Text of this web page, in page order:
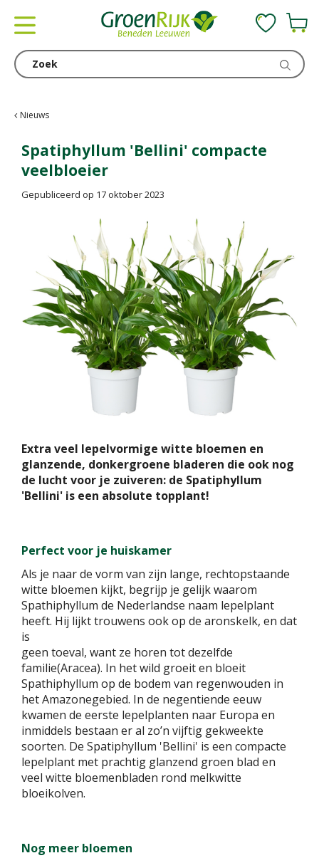
Nieuws
Spatiphyllum 'Bellini' compacte
veelbloeier
Gepubliceerd op 17 oktober 2023
Extra veel lepelvormige witte bloemen en
glanzende, donkergroene bladeren die ook nog
de lucht voor je zuiveren: de Spatiphyllum
'Bellini' is een absolute topplant!
Perfect voor je huiskamer
Als je naar de vorm van zijn lange, rechtopstaande
witte bloemen kijkt, begrijp je gelijk waarom
Spathiphyllum de Nederlandse naam lepelplant
heeft. Hij lijkt trouwens ook op de aronskelk, en dat
is
geen toeval, want ze horen tot dezelfde
familie(Aracea). In het wild groeit en bloeit
Spathiphyllum op de bodem van regenwouden in
het Amazonegebied. In de negentiende eeuw
kwamen de eerste lepelplanten naar Europa en
inmiddels bestaan er al zo’n vijftig gekweekte
soorten. De Spatiphyllum 'Bellini' is een compacte
lepelplant met prachtig glanzend groen blad en
veel witte bloemenbladen rond melkwitte
bloeikolven.
Nog meer bloemen